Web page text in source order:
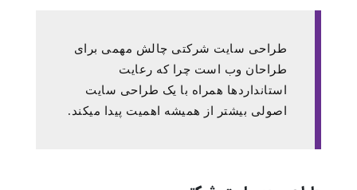
طراحی سایت شرکتی چالش مهمی برای
طراحان وب است چرا که رعایت
استانداردها همراه با یک طراحی سایت
اصولی بیشتر از همیشه اهمیت پیدا میکند.